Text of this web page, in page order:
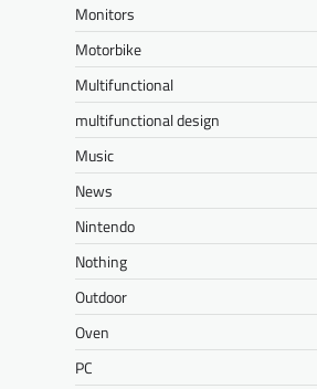
Monitors
Motorbike
Multifunctional
multifunctional design
Music
News
Nintendo
Nothing
Outdoor
Oven
PC